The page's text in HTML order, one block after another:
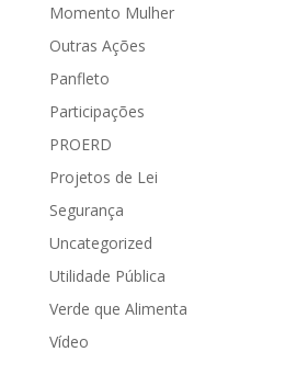
Momento Mulher
Outras Ações
Panfleto
Participações
PROERD
Projetos de Lei
Segurança
Uncategorized
Utilidade Pública
Verde que Alimenta
Vídeo